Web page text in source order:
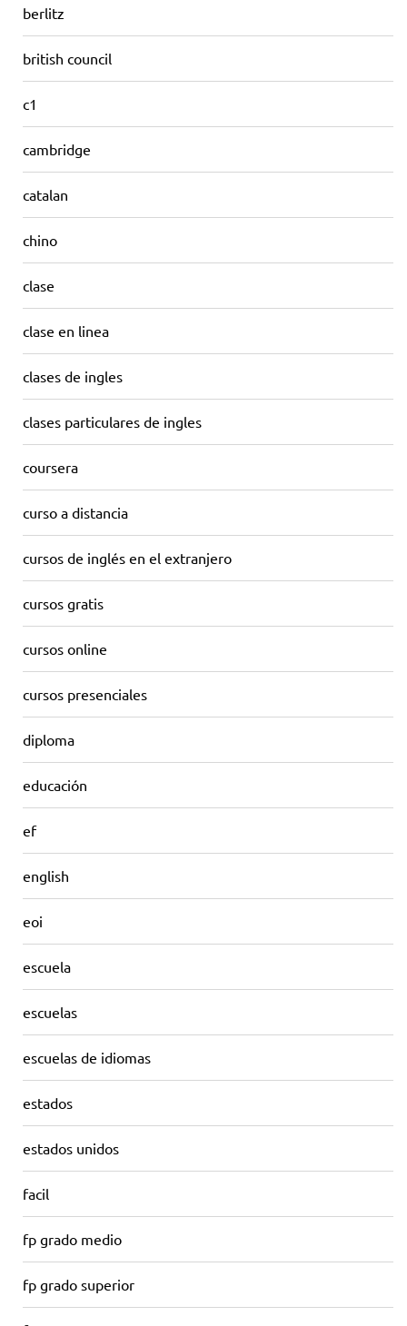
berlitz
british council
c1
cambridge
catalan
chino
clase
clase en linea
clases de ingles
clases particulares de ingles
coursera
curso a distancia
cursos de inglés en el extranjero
cursos gratis
cursos online
cursos presenciales
diploma
educación
ef
english
eoi
escuela
escuelas
escuelas de idiomas
estados
estados unidos
facil
fp grado medio
fp grado superior